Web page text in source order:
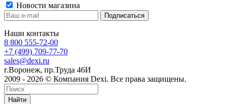
Новости магазина
Наши контакты
8 800 555-72-00
+7 (499) 709-77-70
sales@dexi.ru
г.Воронеж, пр.Труда 46И
2009 - 2026 © Компания Dexi. Все права защищены.
Найти